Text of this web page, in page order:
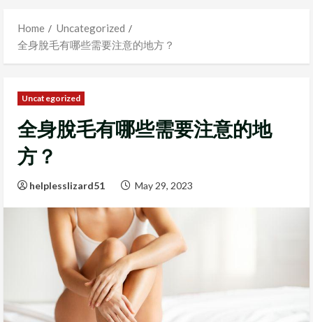
Home
Uncategorized
全身脫毛有哪些需要注意的地方？
Uncategorized
全身脫毛有哪些需要注意的地
方？
helplesslizard51 May 29, 2023